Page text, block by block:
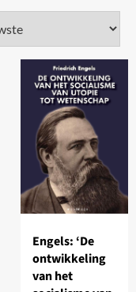
nieuwste
Engels: ‘De
ontwikkeling
van het